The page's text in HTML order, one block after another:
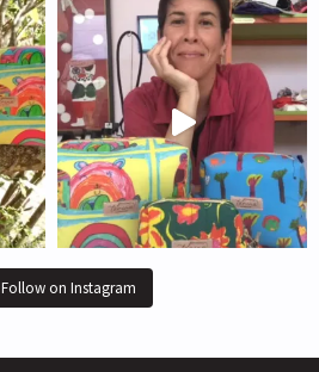
Follow on Instagram